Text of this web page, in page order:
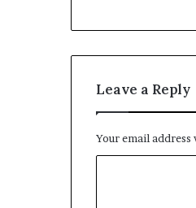
Leave a Reply
Your email